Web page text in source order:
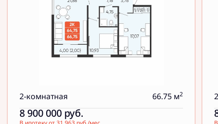
2-комнатная 66.75 м2
8 900 000 руб.